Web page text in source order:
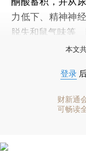
力低下、精神神
脱失和鼠气味等、
本文
登录
财新通
可畅读